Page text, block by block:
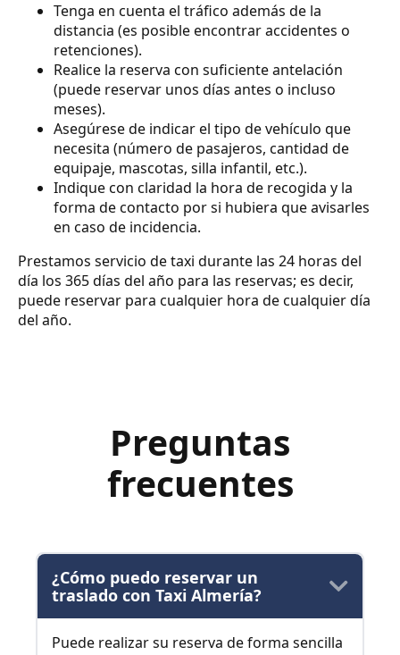
Tenga en cuenta el tráfico además de la
distancia (es posible encontrar accidentes o
retenciones).
Realice la reserva con suficiente antelación
(puede reservar unos días antes o incluso
meses).
Asegúrese de indicar el tipo de vehículo que
necesita (número de pasajeros, cantidad de
equipaje, mascotas, silla infantil, etc.).
Indique con claridad la hora de recogida y la
forma de contacto por si hubiera que avisarles
en caso de incidencia.
Prestamos servicio de taxi durante las 24 horas del
día los 365 días del año para las reservas; es decir,
puede reservar para cualquier hora de cualquier día
del año.
Preguntas
frecuentes
¿Cómo puedo reservar un
traslado con Taxi Almería?
Puede realizar su reserva de forma sencilla